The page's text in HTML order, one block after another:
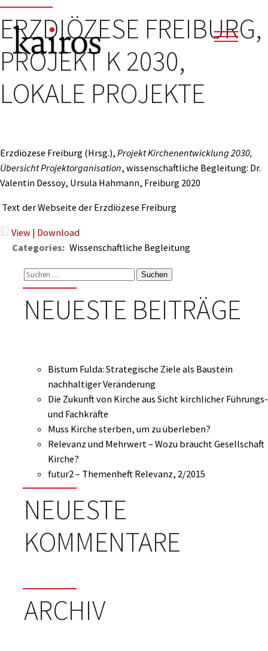
ERZDIÖZESE FREIBURG,
PROJEKT K 2030,
LOKALE PROJEKTE
Erzdiözese Freiburg (Hrsg.), Projekt Kirchenentwicklung 2030,
Übersicht Projektorganisation, wissenschaftliche Begleitung: Dr.
Valentin Dessoy, Ursula Hahmann, Freiburg 2020
Text der Webseite der Erzdiözese Freiburg
View | Download
Categories: Wissenschaftliche Begleitung
Suchen
nach:
NEUESTE BEITRÄGE
Bistum Fulda: Strategische Ziele als Baustein
nachhaltiger Veränderung
Die Zukunft von Kirche aus Sicht kirchlicher Führungs-
und Fachkräfte
Muss Kirche sterben, um zu überleben?
Relevanz und Mehrwert – Wozu braucht Gesellschaft
Kirche?
futur2 – Themenheft Relevanz, 2/2015
NEUESTE
KOMMENTARE
ARCHIV